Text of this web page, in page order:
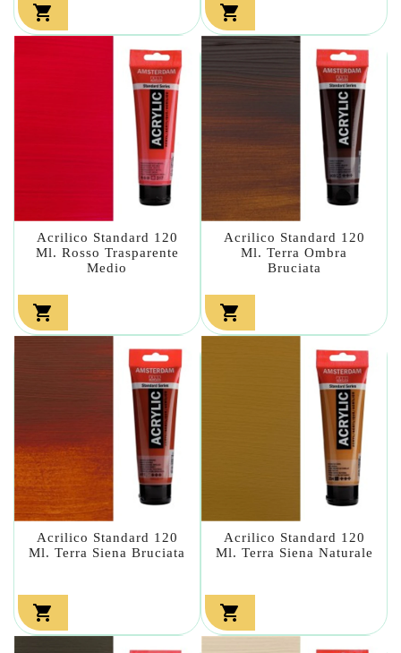
 
Acrilico Standard 120
Ml. Rosso Trasparente
Medio

Acrilico Standard 120
Ml. Terra Ombra
Bruciata

Acrilico Standard 120
Ml. Terra Siena Bruciata

Acrilico Standard 120
Ml. Terra Siena Naturale
